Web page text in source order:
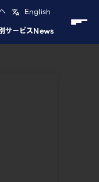
サービスNews
English